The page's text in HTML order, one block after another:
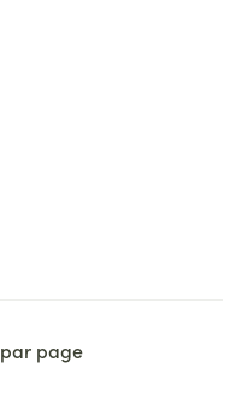
par page